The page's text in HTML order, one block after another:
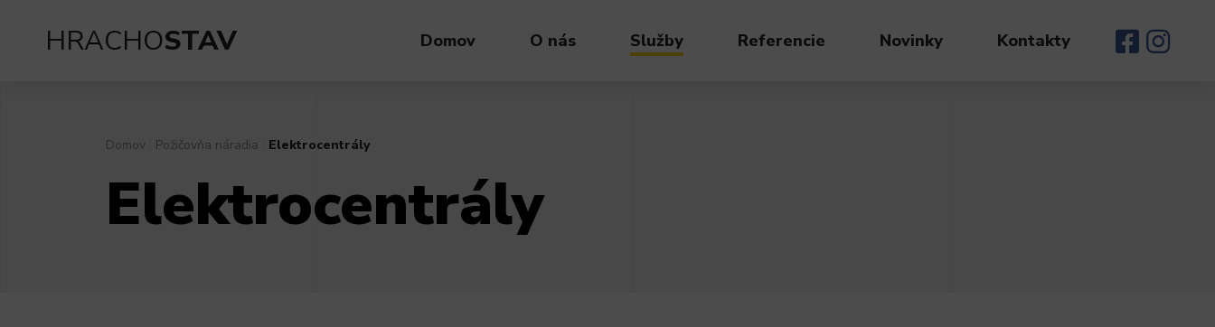
HRACHOSTAV Domov O nás Služby Referencie Novinky Kontakty
Domov Požičovňa náradia Elektrocentrály
Elektrocentrály